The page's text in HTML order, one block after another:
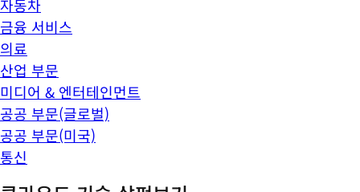
자동차
금융 서비스
의료
산업 부문
미디어 & 엔터테인먼트
공공 부문(글로벌)
공공 부문(미국)
통신